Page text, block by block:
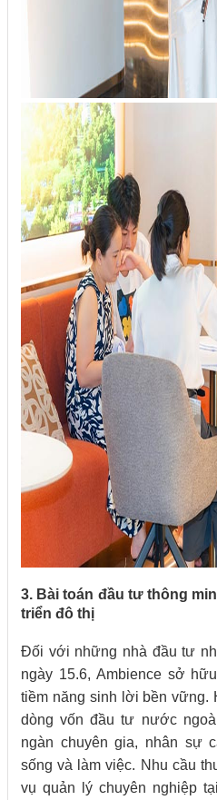
3. Bài toán đầu tư thông
triển đô thị
Đối với những nhà đầu tư
ngày 15.6, Ambience sở
tiềm năng sinh lời bền vững.
dòng vốn đầu tư nước
ngàn chuyên gia, nhân sự
sống và làm việc. Nhu cầu
vụ quản lý chuyên nghiệp